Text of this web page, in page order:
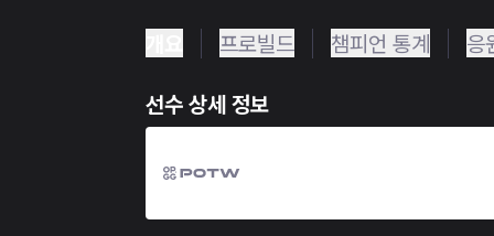
프로빌드 챔피언 통계 응
선수 상세 정보